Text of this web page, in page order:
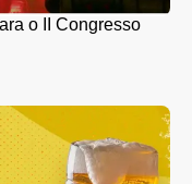
o II Congresso